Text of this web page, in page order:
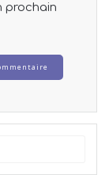
prochain